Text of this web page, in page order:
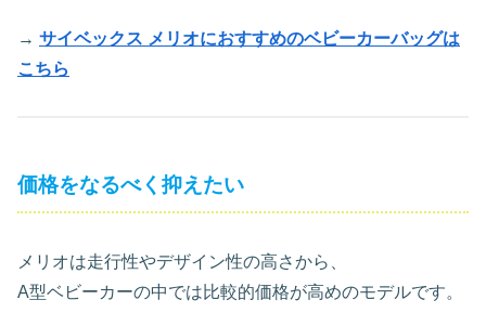
→ サイベックス メリオにおすすめのベビーカーバッグは
こちら
価格をなるべく抑えたい
メリオは走行性やデザイン性の高さから、
A型ベビーカーの中では比較的価格が高めのモデルです。